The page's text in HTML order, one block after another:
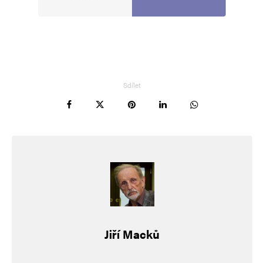
Sdílet
Jiří Macků